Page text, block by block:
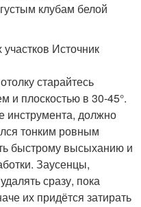
клубам белой
Источник
старайтесь
и плоскостью в 30-45°.
инструмента, должно
тонким ровным
быстрому высыханию и
Заусенцы,
сразу, пока
их придётся затирать